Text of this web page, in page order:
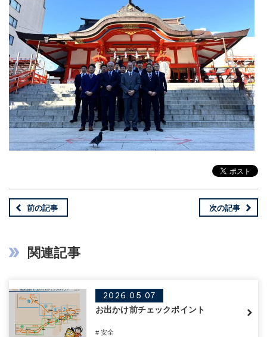
前の記事 次の記事
関連記事
2026.05.07
お出かけ前チェックポイント
# 安全